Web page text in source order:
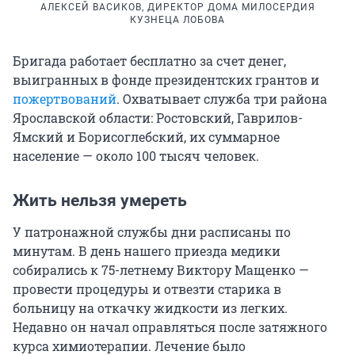
АЛЕКСЕЙ ВАСИКОВ, ДИРЕКТОР ДОМА МИЛОСЕРДИЯ
КУЗНЕЦА ЛОБОВА
Бригада работает бесплатно за счет денег,
выигранных в фонде президентских грантов и
пожертвований. Охватывает служба три района
Ярославской области: Ростовский, Гаврилов-
Ямский и Борисоглебский, их суммарное
население — около 100 тысяч человек.
Жить нельзя умереть
У патронажной службы дни расписаны по
минутам. В день нашего приезда медики
собирались к 75-летнему Виктору Мащенко —
провести процедуры и отвезти старика в
больницу на откачку жидкости из легких.
Недавно он начал оправляться после затяжного
курса химиотерапии. Лечение было